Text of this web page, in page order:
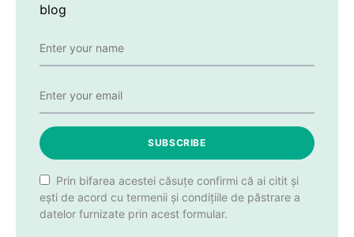
blog
SUBSCRIBE
Prin bifarea acestei căsuțe confirmi că ai citit și
ești de acord cu termenii și condițiile de păstrare a
datelor furnizate prin acest formular.